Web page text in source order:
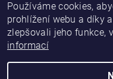
Používáme cookies,
prohlížení webu a díky
zlepšovali jeho funkce,
informací